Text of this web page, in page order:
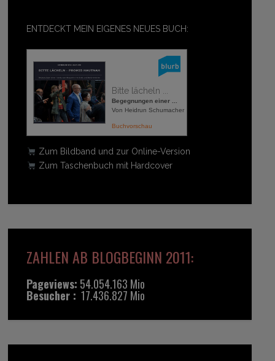
ENTDECKT MEIN EIGENES NEUES BUCH:
Bitte lächeln ...
Begegnungen einer ...
Von Heidrun Schumacher
Buchvorschau
Zum Bildband und zur Online-Version
Zum Taschenbuch mit Hardcover
ZAHLEN AB BLOGBEGINN 2011:
Pageviews: 54.054.163 Mio
Besucher : 17.436.827 Mio